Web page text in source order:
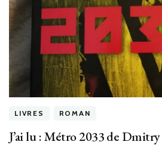
LIVRES ROMAN
J’ai lu : Métro 2033 de